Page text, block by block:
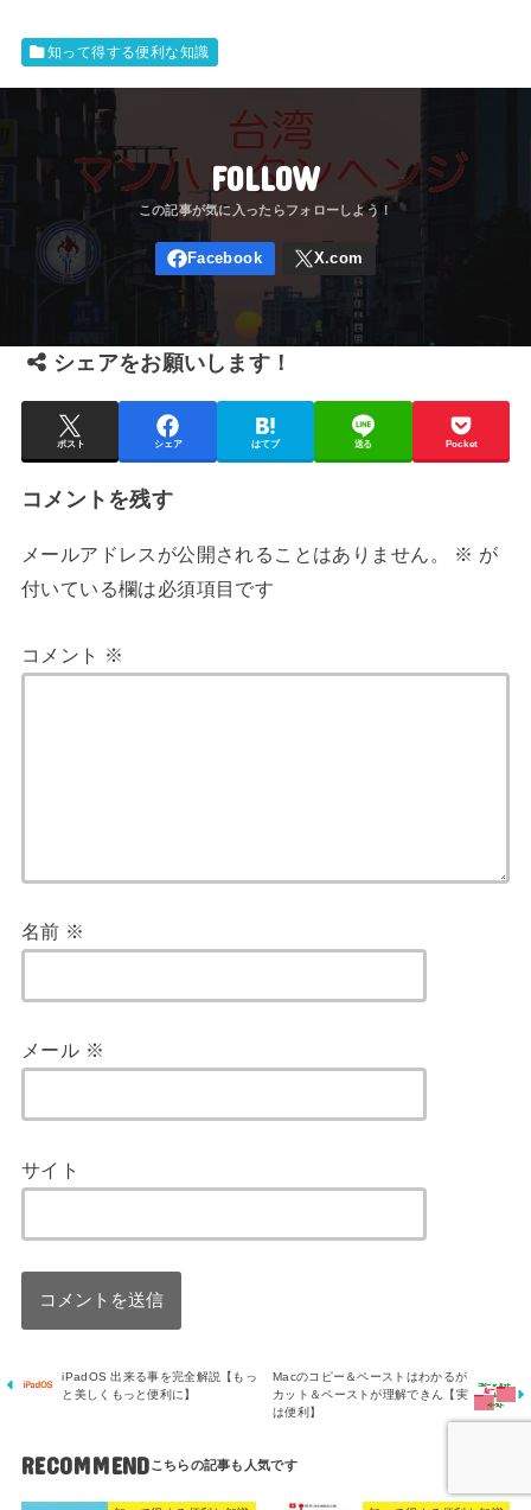
知って得する便利な知識
FOLLOW
シェアをお願いします！
ポスト シェア はてブ 送る Pocket
コメントを残す
メールアドレスが公開されることはありません。 ※ が
付いている欄は必須項目です
コメント ※
名前 ※
メール ※
サイト
iPadOS 出来る事を完全解説【もっ
と美しくもっと便利に】
Macのコピー＆ペーストはわかるが
カット＆ペーストが理解できん【実
は便利】
RECOMMEND